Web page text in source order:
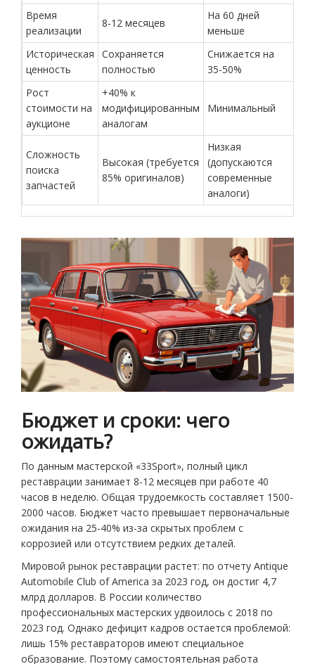
Время
реализации
8-12 месяцев
На 60 дней
меньше
Историческая
ценность
Сохраняется
полностью
Снижается на
35-50%
Рост
стоимости на
аукционе
+40% к
модифицированным
аналогам
Минимальный
Сложность
поиска
запчастей
Высокая (требуется
85% оригиналов)
Низкая
(допускаются
современные
аналоги)
Бюджет и сроки: чего
ожидать?
По данным мастерской «33Sport», полный цикл
реставрации занимает 8-12 месяцев при работе 40
часов в неделю. Общая трудоемкость составляет 1500-
2000 часов. Бюджет часто превышает первоначальные
ожидания на 25-40% из-за скрытых проблем с
коррозией или отсутствием редких деталей.
Мировой рынок реставрации растет: по отчету Antique
Automobile Club of America за 2023 год, он достиг 4,7
млрд долларов. В России количество
профессиональных мастерских удвоилось с 2018 по
2023 год. Однако дефицит кадров остается проблемой:
лишь 15% реставраторов имеют специальное
образование. Поэтому самостоятельная работа